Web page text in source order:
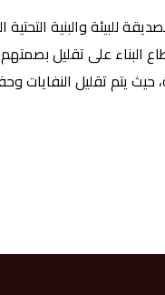
للبيئة والبنية التحتية
على تقليل
حيث يتم تقليل النفايات